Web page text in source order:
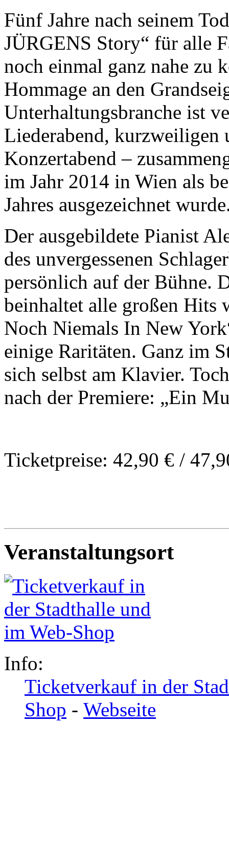
Fünf Jahre nach seinem
JÜRGENS Story“ für alle
noch einmal ganz nahe zu
Hommage an den
Unterhaltungsbranche ist
Liederabend, kurzweiligen
Konzertabend –
im Jahr 2014 in Wien als
Jahres ausgezeichnet
Der ausgebildete Pianist
des unvergessenen
persönlich auf der Bühne.
beinhaltet alle großen Hits
Noch Niemals In New
einige Raritäten. Ganz im
sich selbst am Klavier.
nach der Premiere: „Ein
Ticketpreise: 42,90 € /
Veranstaltungsort
Info:
Ticketverkauf in der
Shop - Webseite